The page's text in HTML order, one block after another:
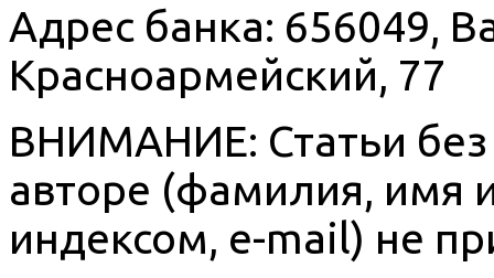
Адрес банка: 656049,
Красноармейский, 77
ВНИМАНИЕ: Статьи
авторе (фамилия, имя
индексом, e-mail) не